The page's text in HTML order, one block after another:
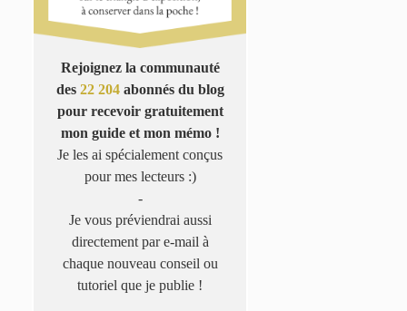
Rejoignez la communauté
des 22 204abonnés du blog
pour recevoir gratuitement
mon guide et mon mémo !
Je les ai spécialement conçus
pour mes lecteurs :)
-
Je vous préviendrai aussi
directement par e-mail à
chaque nouveau conseil ou
tutoriel que je publie !